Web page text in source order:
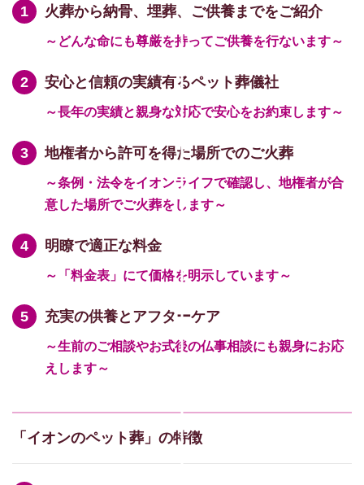
火葬から納骨、埋葬、ご供養までをご紹介
～どんな命にも尊厳を持ってご供養を行ないます～
安心と信頼の実績有るペット葬儀社
～長年の実績と親身な対応で安心をお約束します～
地権者から許可を得た場所でのご火葬
～条例・法令をイオンライフで確認し、地権者が合
意した場所でご火葬をします～
明瞭で適正な料金
～「料金表」にて価格を明示しています～
充実の供養とアフターケア
～生前のご相談やお式後の仏事相談にも親身にお応
えします～
「イオンのペット葬」の特徴